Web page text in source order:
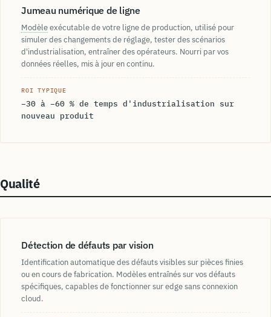
Jumeau numérique de ligne
Modèleexécutable de votre ligne de production, utilisé pour
simuler des changements de réglage, tester des scénarios
d'industrialisation, entraîner des opérateurs. Nourri par vos
données réelles, mis à jour en continu.
ROI TYPIQUE
−30 à −60 % de temps d'industrialisation sur
nouveau produit
Qualité
Détection de défauts par vision
Identification automatique des défauts visibles sur pièces finies
ou en cours de fabrication. Modèles entraînés sur vos défauts
spécifiques, capables de fonctionner sur edge sans connexion
cloud.